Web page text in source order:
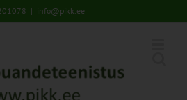
| info@pikk.ee